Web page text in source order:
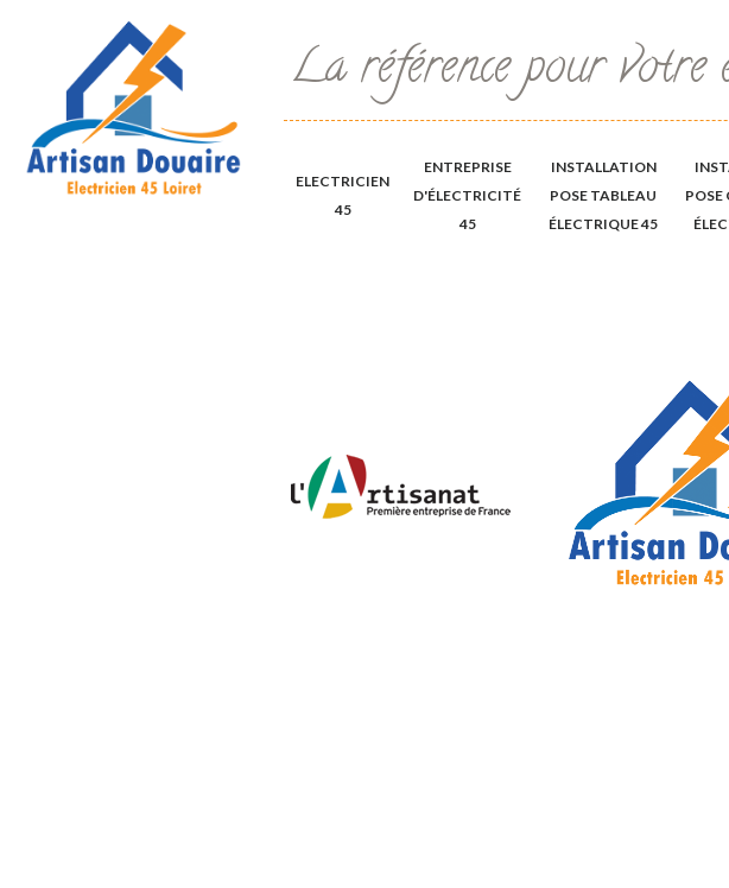
La référence pour
ELECTRICIEN
45
ENTREPRISE
D'ÉLECTRICITÉ
45
INSTALLATION
POSE TABLEAU
ÉLECTRIQUE 45
POSE